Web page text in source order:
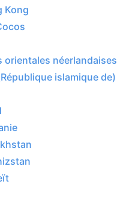
néerlandaises
islamique de)